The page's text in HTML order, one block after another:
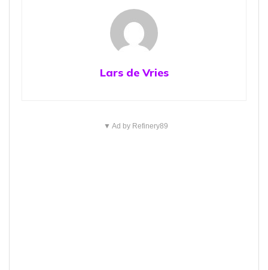
Lars de Vries
▼ Ad by Refinery89